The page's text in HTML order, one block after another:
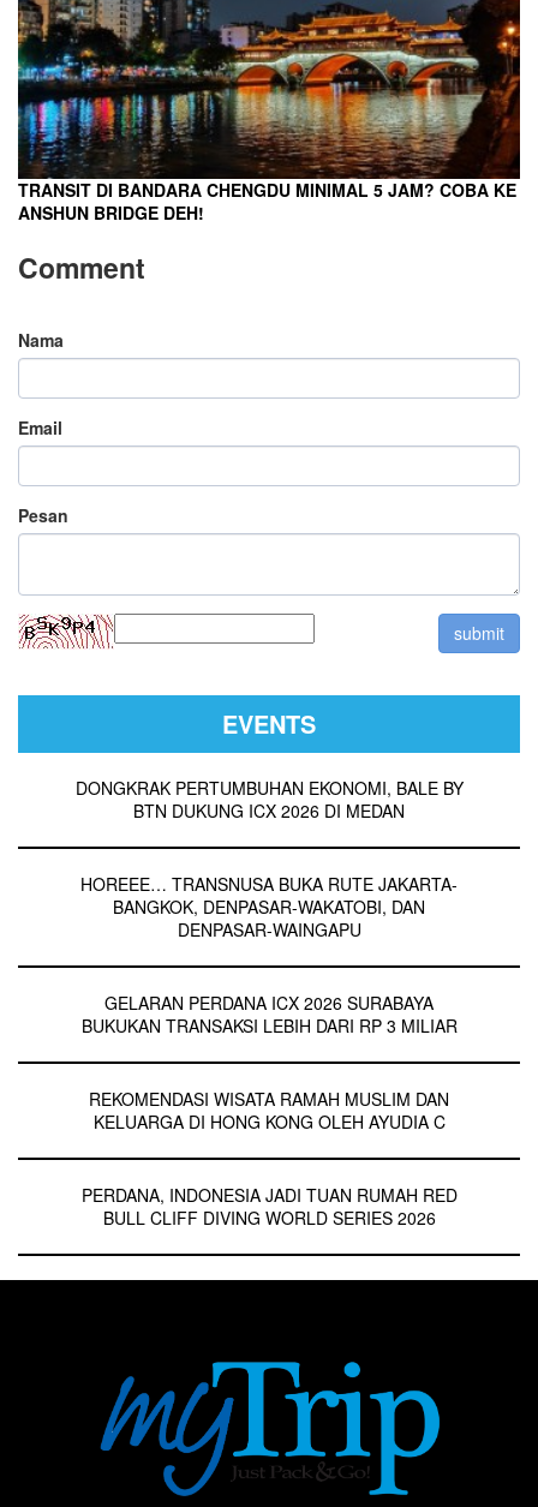
TRANSIT DI BANDARA CHENGDU MINIMAL 5 JAM? COBA KE
ANSHUN BRIDGE DEH!
Comment
Nama
Email
Pesan
EVENTS
DONGKRAK PERTUMBUHAN EKONOMI, BALE BY
BTN DUKUNG ICX 2026 DI MEDAN
HOREEE… TRANSNUSA BUKA RUTE JAKARTA-
BANGKOK, DENPASAR-WAKATOBI, DAN
DENPASAR-WAINGAPU
GELARAN PERDANA ICX 2026 SURABAYA
BUKUKAN TRANSAKSI LEBIH DARI RP 3 MILIAR
REKOMENDASI WISATA RAMAH MUSLIM DAN
KELUARGA DI HONG KONG OLEH AYUDIA C
PERDANA, INDONESIA JADI TUAN RUMAH RED
BULL CLIFF DIVING WORLD SERIES 2026